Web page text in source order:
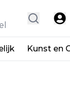
Kunst en